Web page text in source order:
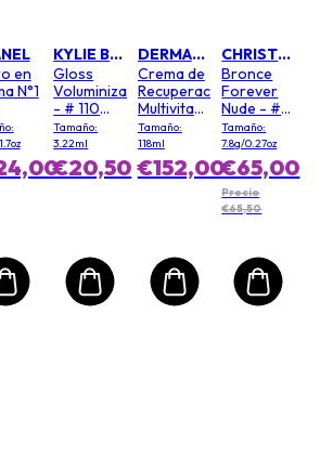
en
N°1
KYLIE BY KYLIE JENNER
Gloss
Voluminizador
- # 110
Moody
Queen
Tamaño:
3.22ml
€20,50
DERMALOGICA
Crema de
Recuperación
Multivitamínica
Power
(Tamaño
Salón)
Tamaño:
118ml
€152,00
CHRISTIAN DIOR
Bronce
Forever
Nude - #
03 Soft
Matte
Tamaño:
7.8g/0.27oz
€65,00
Precio
€65,50